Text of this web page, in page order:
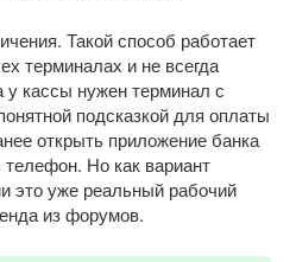
Такой способ работает
терминалах и не всегда
у кассы нужен терминал с
подсказкой для оплаты
открыть приложение банка
телефон. Но как вариант
это уже реальный рабочий
из форумов.